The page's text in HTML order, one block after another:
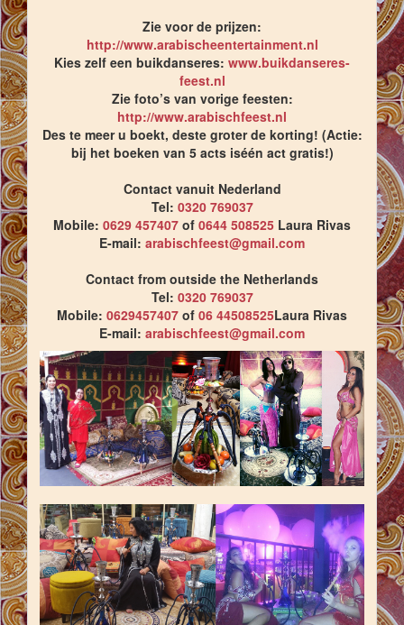
Zie voor de prijzen:
http://www.arabischeentertainment.nl
Kies zelf een buikdanseres: www.buikdanseres-
feest.nl
Zie foto’s van vorige feesten:
http://www.arabischfeest.nl
Des te meer u boekt, deste groter de korting! (Actie:
bij het boeken van 5 acts iséén act gratis!)
Contact vanuit Nederland
Tel: 0320 769037
Mobile: 0629 457407 of 0644 508525 Laura Rivas
E-mail: arabischfeest@gmail.com
Contact from outside the Netherlands
Tel: 0320 769037
Mobile: 0629457407 of 06 44508525Laura Rivas
E-mail: arabischfeest@gmail.com